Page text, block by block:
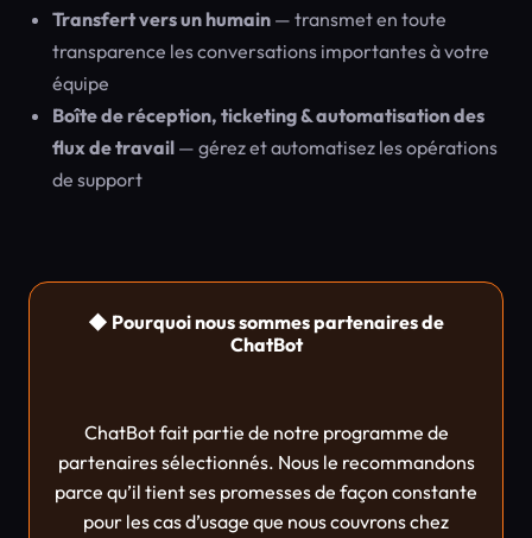
Transfert vers un humain — transmet en toute
transparence les conversations importantes à votre
équipe
Boîte de réception, ticketing & automatisation des
flux de travail — gérez et automatisez les opérations
de support
◆ Pourquoi nous sommes partenaires de
ChatBot
ChatBot fait partie de notre programme de
partenaires sélectionnés. Nous le recommandons
parce qu’il tient ses promesses de façon constante
pour les cas d’usage que nous couvrons chez